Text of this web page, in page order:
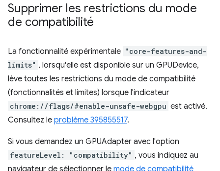
Supprimer les restrictions du mode
de compatibilité
La fonctionnalité expérimentale "core-features-and-
limits" , lorsqu'elle est disponible sur un GPUDevice,
lève toutes les restrictions du mode de compatibilité
(fonctionnalités et limites) lorsque l'indicateur
chrome://flags/#enable-unsafe-webgpu est activé.
Consultez le problème 395855517.
Si vous demandez un GPUAdapter avec l'option
featureLevel: "compatibility" , vous indiquez au
navigateur de sélectionner le mode de compatibilité